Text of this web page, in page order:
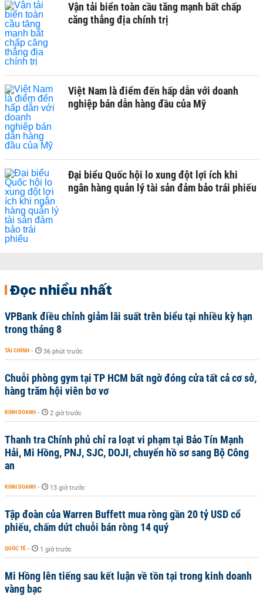
Vận tải biển toàn cầu tăng mạnh bất chấp
căng thẳng địa chính trị
Việt Nam là điểm đến hấp dẫn với doanh
nghiệp bán dẫn hàng đầu của Mỹ
Đại biểu Quốc hội lo xung đột lợi ích khi
ngân hàng quản lý tài sản đảm bảo trái phiếu
Đọc nhiều nhất
VPBank điều chỉnh giảm lãi suất trên biểu tại nhiều kỳ hạn
trong tháng 8
TÀI CHÍNH - 36 phút trước
Chuỗi phòng gym tại TP HCM bất ngờ đóng cửa tất cả cơ sở,
hàng trăm hội viên bơ vơ
KINH DOANH - 2 giờ trước
Thanh tra Chính phủ chỉ ra loạt vi phạm tại Bảo Tín Mạnh
Hải, Mi Hồng, PNJ, SJC, DOJI, chuyển hồ sơ sang Bộ Công
an
KINH DOANH - 13 giờ trước
Tập đoàn của Warren Buffett mua ròng gần 20 tỷ USD cổ
phiếu, chấm dứt chuỗi bán ròng 14 quý
QUỐC TẾ - 1 giờ trước
Mi Hồng lên tiếng sau kết luận về tồn tại trong kinh doanh
vàng bạc